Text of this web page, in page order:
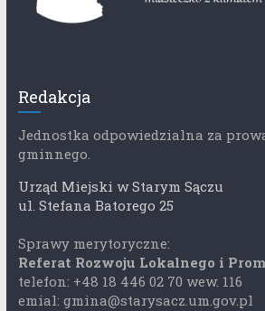
Redakcja
Jednostka odpowiedzialna za
gminnego.
Urząd Miejski w Starym Sączu
ul. Stefana Batorego 25
Sprawy merytoryczne:
Referat Rozwoju Lokalnego i
telefon: +48 18 446 02 70 wew. 116
emial: gmina@starysacz.um.gov.pl